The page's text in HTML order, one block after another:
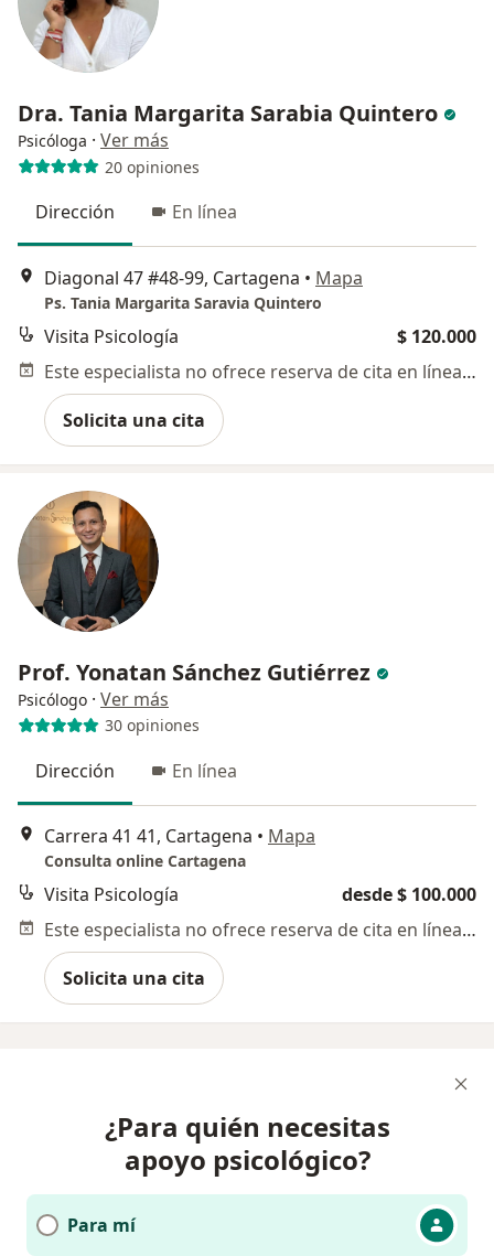
Dra. Tania Margarita Sarabia Quintero
Psicóloga · Ver más
20 opiniones
Dirección En línea
Diagonal 47 #48-99, Cartagena • Mapa
Ps. Tania Margarita Saravia Quintero
Visita Psicología
$ 120.000
Este especialista no ofrece reserva de cita en línea en esta dirección.
Solicita una cita
Prof. Yonatan Sánchez Gutiérrez
Psicólogo · Ver más
30 opiniones
Dirección En línea
Carrera 41 41, Cartagena • Mapa
Consulta online Cartagena
Visita Psicología
desde $ 100.000
Este especialista no ofrece reserva de cita en línea en esta dirección.
Solicita una cita
¿Para quién necesitas
apoyo psicológico?
Para mí